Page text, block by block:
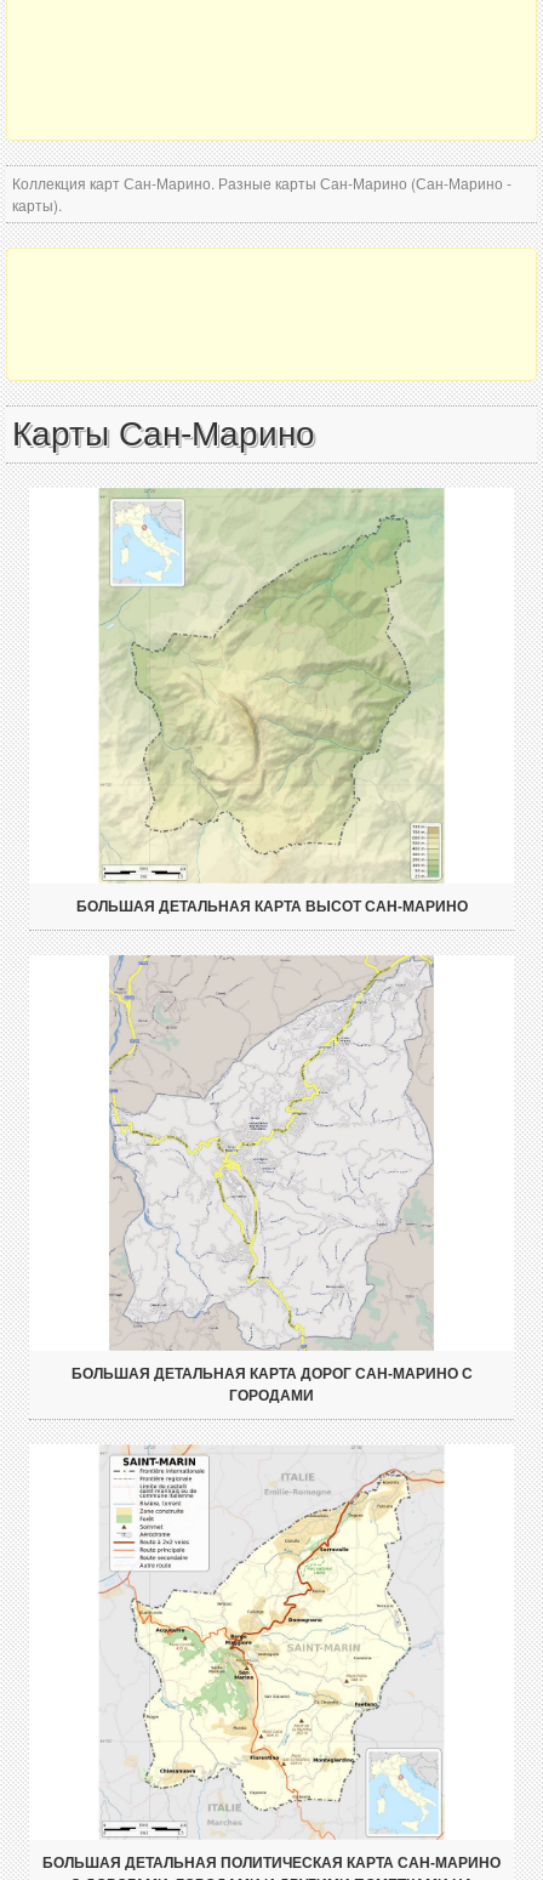
Коллекция карт Сан-Марино. Разные карты Сан-Марино (Сан-Марино -
карты).
Карты Сан-Марино
БОЛЬШАЯ ДЕТАЛЬНАЯ КАРТА ВЫСОТ САН-МАРИНО
БОЛЬШАЯ ДЕТАЛЬНАЯ КАРТА ДОРОГ САН-МАРИНО С
ГОРОДАМИ
БОЛЬШАЯ ДЕТАЛЬНАЯ ПОЛИТИЧЕСКАЯ КАРТА САН-МАРИНО